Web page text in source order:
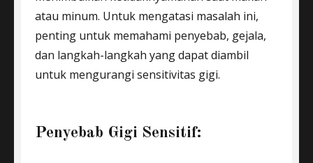
atau minum. Untuk mengatasi masalah ini,
penting untuk memahami penyebab, gejala,
dan langkah-langkah yang dapat diambil
untuk mengurangi sensitivitas gigi.
Penyebab Gigi Sensitif: